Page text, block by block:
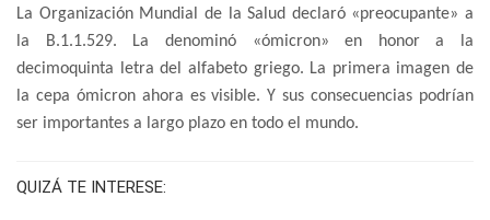
La Organización Mundial de la Salud declaró «preocupante» a
la B.1.1.529. La denominó «ómicron» en honor a la
decimoquinta letra del alfabeto griego. La primera imagen de
la cepa ómicron ahora es visible. Y sus consecuencias podrían
ser importantes a largo plazo en todo el mundo.
QUIZÁ TE INTERESE: